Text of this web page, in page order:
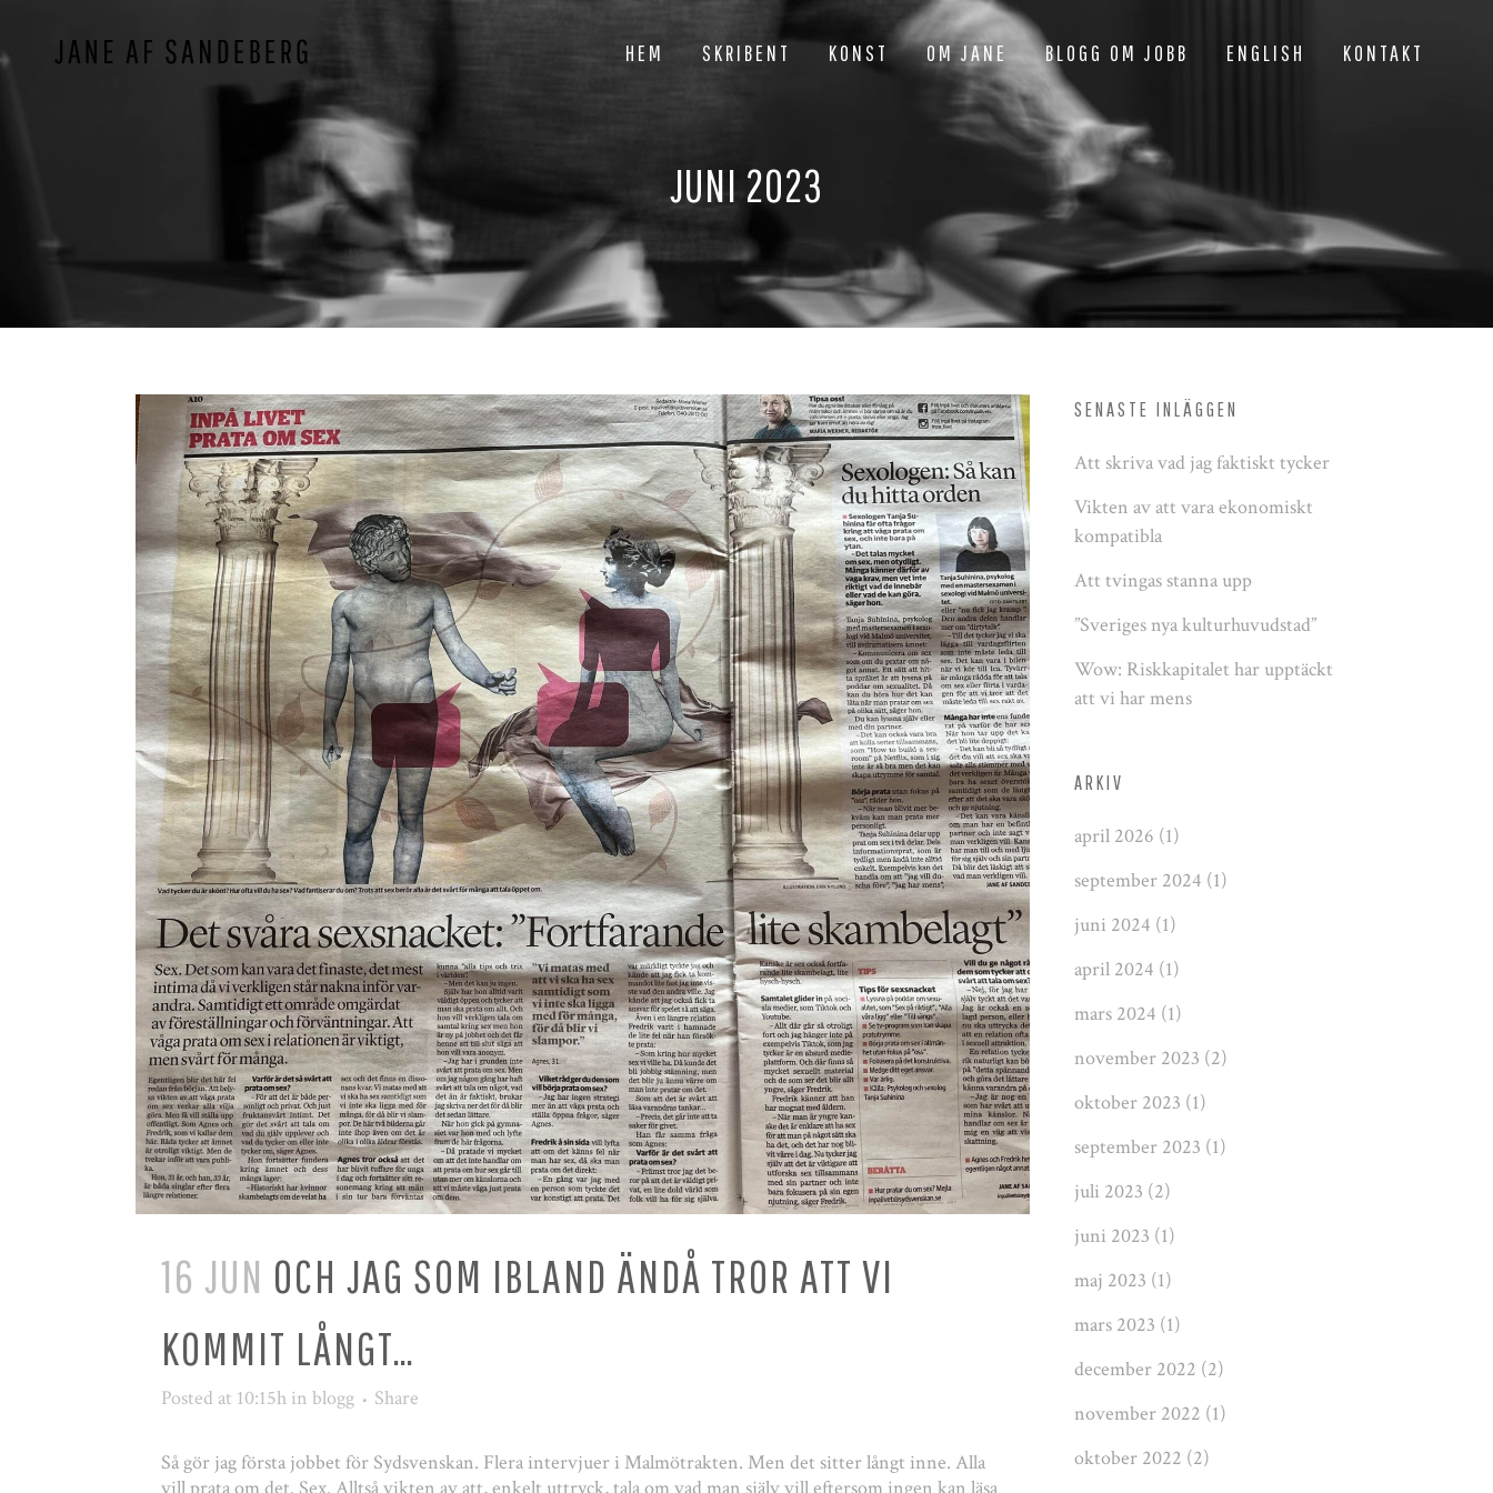
HEM SKRIBENT KONST OM JANE BLOGG OM JOBB ENGLISH KONTAKT
JUNI 2023
16 JUN OCH JAG SOM IBLAND ÄNDÅ TROR ATT VI
KOMMIT LÅNGT…
Posted at 10:15h in blogg Share
Så gör jag första jobbet för Sydsvenskan. Flera intervjuer i Malmötrakten. Men det sitter långt inne. Alla
SENASTE INLÄGGEN
Att skriva vad jag faktiskt tycker
Vikten av att vara ekonomiskt
kompatibla
Att tvingas stanna upp
”Sveriges nya kulturhuvudstad”
Wow: Riskkapitalet har upptäckt
att vi har mens
ARKIV
april 2026 (1)
september 2024 (1)
juni 2024 (1)
april 2024 (1)
mars 2024 (1)
november 2023 (2)
oktober 2023 (1)
september 2023 (1)
juli 2023 (2)
juni 2023 (1)
maj 2023 (1)
mars 2023 (1)
december 2022 (2)
november 2022 (1)
oktober 2022 (2)